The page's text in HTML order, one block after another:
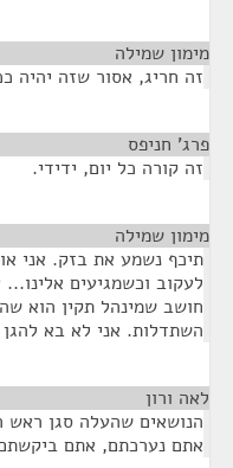
מימון שמילה
זה חריג, אסור שזה יהיה
פרג' חניפס
זה קורה כל יום, ידידי.
מימון שמילה
תיכף נשמע את בזק. אני
לעקוב וכשמגיעים אלינו...
חושב שמינהל תקין הוא
השתדלות. אני לא בא
לאה ורון
הנושאים שהעלה סגן ראש
אתם נערכתם, אתם